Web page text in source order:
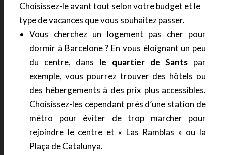
Choisissez-le avant tout selon votre budget et le
type de vacances que vous souhaitez passer.
Vous cherchez un logement pas cher pour
dormir à Barcelone ? En vous éloignant un peu
du centre, dans le quartier de Sants par
exemple, vous pourrez trouver des hôtels ou
des hébergements à des prix plus accessibles.
Choisissez-les cependant près d’une station de
métro pour éviter de trop marcher pour
rejoindre le centre et « Las Ramblas » ou la
Plaça de Catalunya.